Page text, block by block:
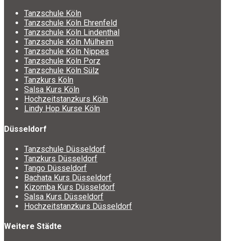
Tanzschule Köln
Tanzschule Köln Ehrenfeld
Tanzschule Köln Lindenthal
Tanzschule Köln Mülheim
Tanzschule Köln Nippes
Tanzschule Köln Porz
Tanzschule Köln Sülz
Tanzkurs Köln
Salsa Kurs Köln
Hochzeitstanzkurs Köln
Lindy Hop Kurse Köln
Düsseldorf
Tanzschule Düsseldorf
Tanzkurs Düsseldorf
Tango Düsseldorf
Bachata Kurs Düsseldorf
Kizomba Kurs Düsseldorf
Salsa Kurs Düsseldorf
Hochzeitstanzkurs Düsseldorf
Weitere Städte